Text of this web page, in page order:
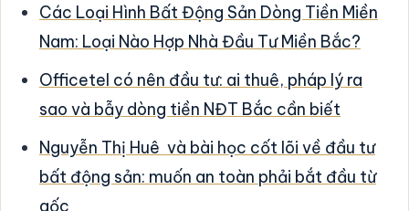
Các Loại Hình Bất Động Sản Dòng Tiền Miền
Nam: Loại Nào Hợp Nhà Đầu Tư Miền Bắc?
Officetel có nên đầu tư: ai thuê, pháp lý ra
sao và bẫy dòng tiền NĐT Bắc cần biết
Nguyễn Thị Huê và bài học cốt lõi về đầu tư
bất động sản: muốn an toàn phải bắt đầu từ
gốc